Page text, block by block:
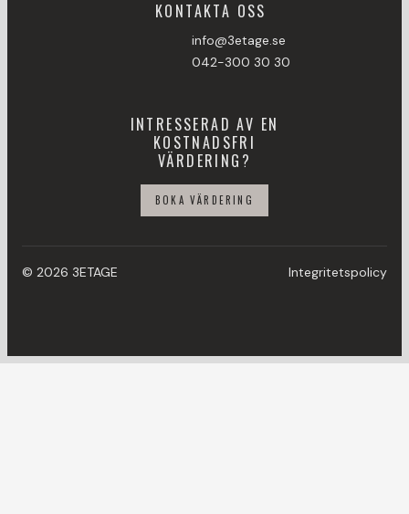
KONTAKTA OSS
info@3etage.se
042-300 30 30
INTRESSERAD AV EN
KOSTNADSFRI
VÄRDERING?
BOKA VÄRDERING
© 2026 3ETAGE Integritetspolicy